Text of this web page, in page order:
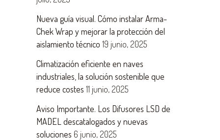
Nueva guía visual. Cómo instalar Arma-
Chek Wrap y mejorar la protección del
aislamiento técnico 19 junio, 2025
Climatización eficiente en naves
industriales, la solución sostenible que
reduce costes 11 junio, 2025
Aviso Importante. Los Difusores LSD de
MADEL descatalogados y nuevas
soluciones 6 junio, 2025